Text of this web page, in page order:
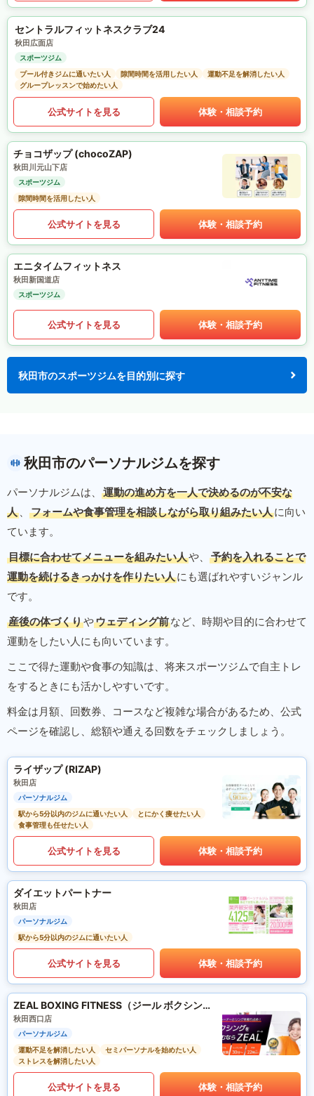
セントラルフィットネスクラブ24
秋田広面店
スポーツジム
プール付きジムに通いたい人
隙間時間を活用したい人
運動不足を解消したい人
グループレッスンで始めたい人
公式サイトを見る 体験・相談予約
チョコザップ (chocoZAP)
秋田川元山下店
スポーツジム
隙間時間を活用したい人
公式サイトを見る 体験・相談予約
エニタイムフィットネス
秋田新国道店
スポーツジム
公式サイトを見る 体験・相談予約
秋田市のスポーツジムを目的別に探す
秋田市のパーソナルジムを探す
パーソナルジムは、
運動の進め方を一人で決めるのが不安な
人 、 フォームや食事管理を相談しながら取り組みたい人に向い
ています。
目標に合わせてメニューを組みたい人や、
予約を入れることで
運動を続けるきっかけを作りたい人にも選ばれやすいジャンル
です。
産後の体づくりやウェディング前など、時期や目的に合わせて
運動をしたい人にも向いています。
ここで得た運動や食事の知識は、将来スポーツジムで自主トレ
をするときにも活かしやすいです。
料金は月額、回数券、コースなど複雑な場合があるため、公式
ページを確認し、総額や通える回数をチェックしましょう。
ライザップ (RIZAP)
秋田店
パーソナルジム
駅から5分以内のジムに通いたい人
とにかく痩せたい人
食事管理も任せたい人
公式サイトを見る 体験・相談予約
ダイエットパートナー
秋田店
パーソナルジム
駅から5分以内のジムに通いたい人
公式サイトを見る 体験・相談予約
ZEAL BOXING FITNESS（ジール ボクシング フィットネス）
秋田西口店
パーソナルジム
運動不足を解消したい人
セミパーソナルを始めたい人
ストレスを解消したい人
公式サイトを見る 体験・相談予約